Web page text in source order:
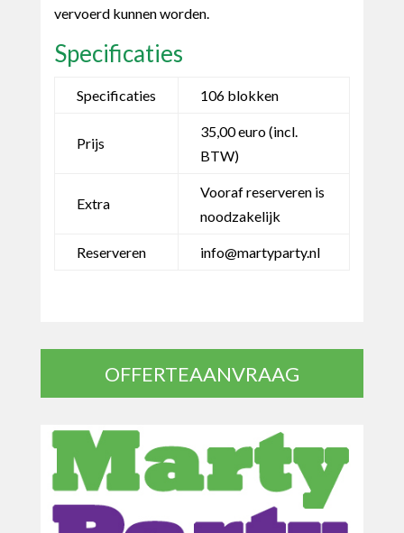
vervoerd kunnen worden.
Specificaties
Specificaties 106 blokken
Prijs
35,00 euro (incl.
BTW)
Extra
Vooraf reserveren is
noodzakelijk
Reserveren info@martyparty.nl
OFFERTEAANVRAAG